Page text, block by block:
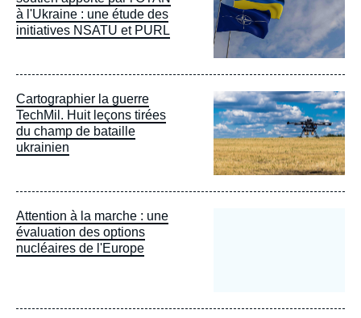
à l'Ukraine : une étude des
initiatives NSATU et PURL
Cartographier la guerre
TechMil. Huit leçons tirées
du champ de bataille
ukrainien
Image
principale
Attention à la marche : une
évaluation des options
nucléaires de l'Europe